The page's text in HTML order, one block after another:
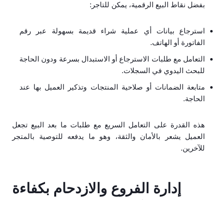
بفضل نقاط البيع الرقمية، يمكن للتاجر:
استرجاع بيانات أي عملية شراء قديمة بسهولة عبر رقم
الفاتورة أو الهاتف.
التعامل مع طلبات الاسترجاع أو الاستبدال بسرعة ودون الحاجة
للبحث اليدوي في السجلات.
متابعة الضمانات أو صلاحية المنتجات وتذكير العميل بها عند
الحاجة.
هذه القدرة على التعامل السريع مع طلبات ما بعد البيع تجعل
العميل يشعر بالأمان والثقة، وهو ما يدفعه للتوصية بالمتجر
للآخرين.
إدارة الفروع والازدحام بكفاءة